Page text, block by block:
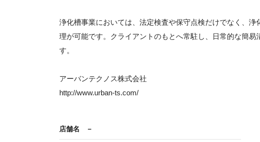
浄化槽事業においては、法定検査や保守点検だけでなく、
理が可能です。クライアントのもとへ常駐し、日常的な簡
す。
アーバンテクノス株式会社
http://www.urban-ts.com/
店舗名 －